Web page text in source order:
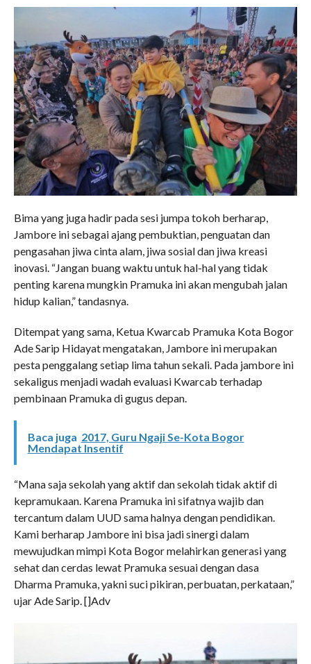
Bima yang juga hadir pada sesi jumpa tokoh berharap,
Jambore ini sebagai ajang pembuktian, penguatan dan
pengasahan jiwa cinta alam, jiwa sosial dan jiwa kreasi
inovasi. “Jangan buang waktu untuk hal-hal yang tidak
penting karena mungkin Pramuka ini akan mengubah jalan
hidup kalian,” tandasnya.
Ditempat yang sama, Ketua Kwarcab Pramuka Kota Bogor
Ade Sarip Hidayat mengatakan, Jambore ini merupakan
pesta penggalang setiap lima tahun sekali. Pada jambore ini
sekaligus menjadi wadah evaluasi Kwarcab terhadap
pembinaan Pramuka di gugus depan.
Baca juga 2017, Guru Ngaji Se-Kota Bogor
Mendapat Insentif
“Mana saja sekolah yang aktif dan sekolah tidak aktif di
kepramukaan. Karena Pramuka ini sifatnya wajib dan
tercantum dalam UUD sama halnya dengan pendidikan.
Kami berharap Jambore ini bisa jadi sinergi dalam
mewujudkan mimpi Kota Bogor melahirkan generasi yang
sehat dan cerdas lewat Pramuka sesuai dengan dasa
Dharma Pramuka, yakni suci pikiran, perbuatan, perkataan,”
ujar Ade Sarip. []Adv